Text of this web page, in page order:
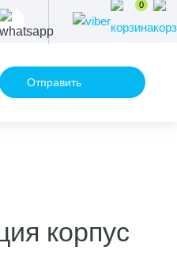
0
Отправить
корпус